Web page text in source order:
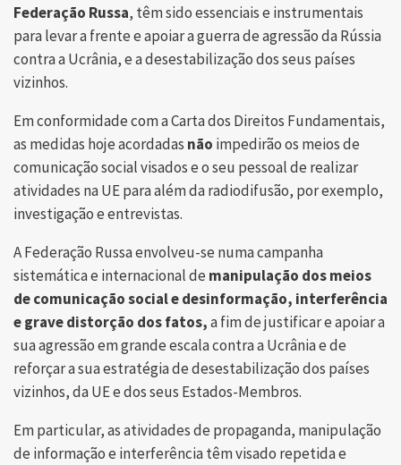
Federação Russa, têm sido essenciais e instrumentais
para levar a frente e apoiar a guerra de agressão da Rússia
contra a Ucrânia, e a desestabilização dos seus países
vizinhos.
Em conformidade com a Carta dos Direitos Fundamentais,
as medidas hoje acordadas não impedirão os meios de
comunicação social visados ​​e o seu pessoal de realizar
atividades na UE para além da radiodifusão, por exemplo,
investigação e entrevistas.
A Federação Russa envolveu-se numa campanha
sistemática e internacional de manipulação dos meios
de comunicação social e desinformação, interferência
e grave distorção dos fatos,a fim de justificar e apoiar a
sua agressão em grande escala contra a Ucrânia e de
reforçar a sua estratégia de desestabilização dos países
vizinhos, da UE e dos seus Estados-Membros.
Em particular, as atividades de propaganda, manipulação
de informação e interferência têm visado repetida e